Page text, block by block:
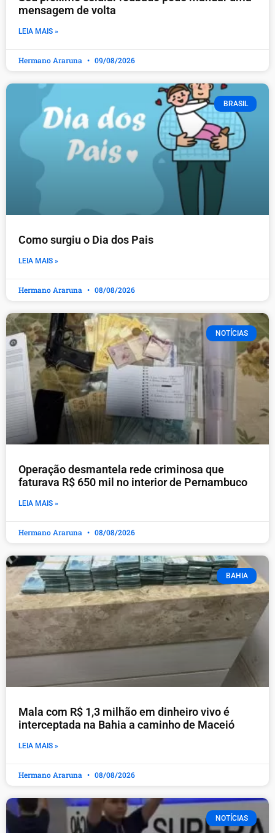
mensagem de volta
LEIA MAIS »
Hermano Araruna 09/08/2026
BRASIL
Como surgiu o Dia dos Pais
LEIA MAIS »
Hermano Araruna 08/08/2026
NOTÍCIAS
Operação desmantela rede criminosa que
faturava R$ 650 mil no interior de Pernambuco
LEIA MAIS »
Hermano Araruna 08/08/2026
BAHIA
Mala com R$ 1,3 milhão em dinheiro vivo é
interceptada na Bahia a caminho de Maceió
LEIA MAIS »
Hermano Araruna 08/08/2026
NOTÍCIAS